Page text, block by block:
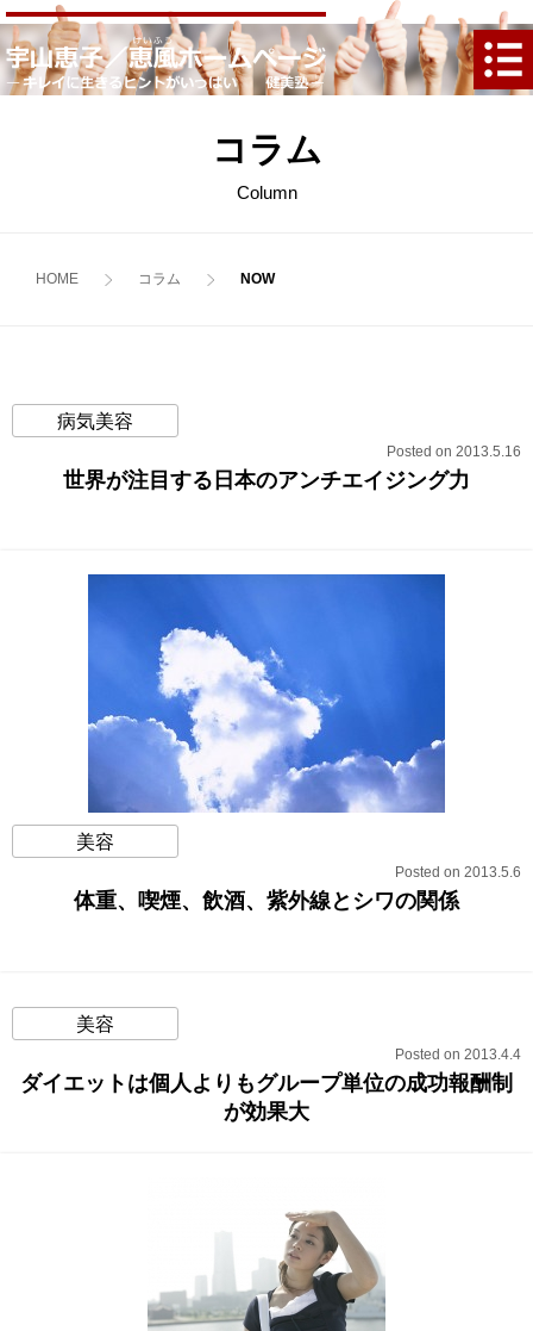
コラム
Column
HOME コラム
病気美容
Posted on 2013.5.16
世界が注目する日本のアンチエイジング力
美容
Posted on 2013.5.6
体重、喫煙、飲酒、紫外線とシワの関係
美容
Posted on 2013.4.4
ダイエットは個人よりもグループ単位の成功報酬制
が効果大